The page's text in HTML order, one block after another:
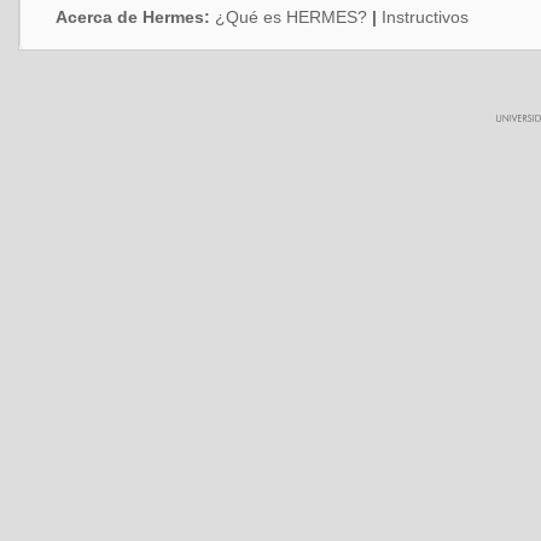
Acerca de Hermes: ¿Qué es HERMES? | Instructivos